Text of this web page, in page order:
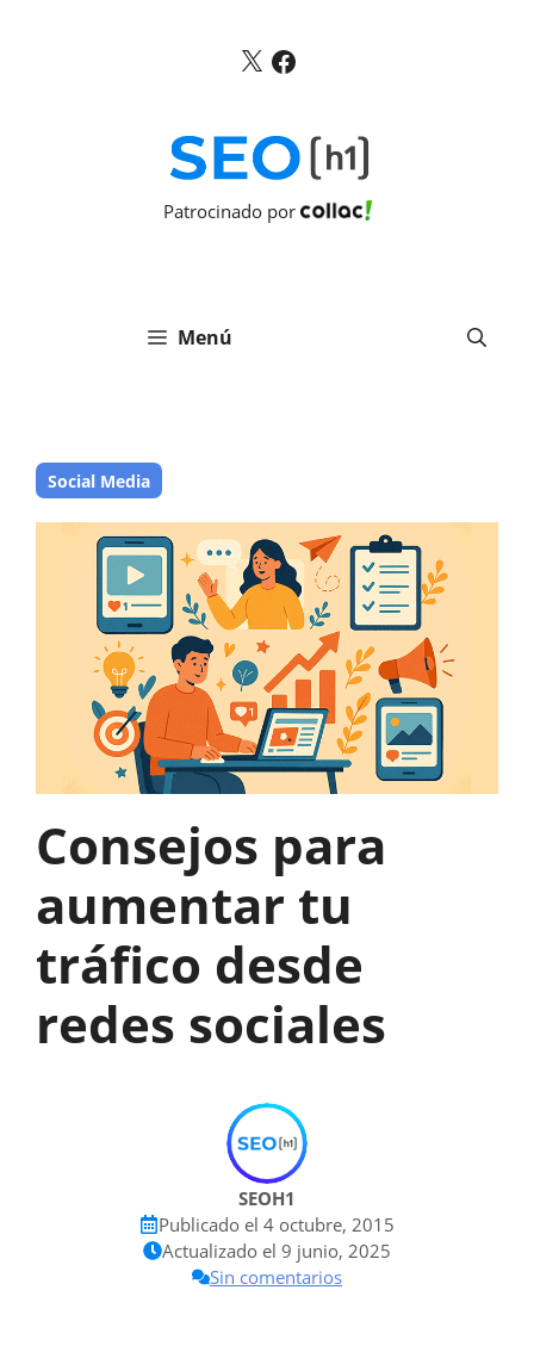
X Facebook
Patrocinado por
Menú
Social Media
Consejos para
aumentar tu
tráfico desde
redes sociales
SEOH1
Publicado el 4 octubre, 2015
Actualizado el 9 junio, 2025
Sin comentarios